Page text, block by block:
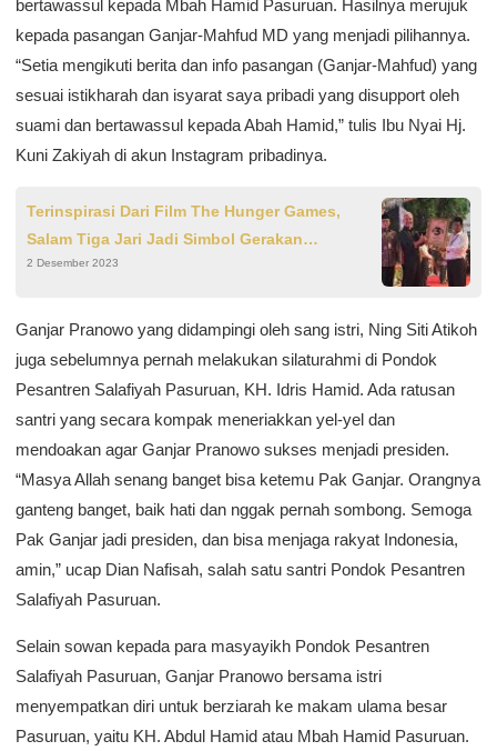
bertawassul kepada Mbah Hamid Pasuruan. Hasilnya merujuk
kepada pasangan Ganjar-Mahfud MD yang menjadi pilihannya.
“Setia mengikuti berita dan info pasangan (Ganjar-Mahfud) yang
sesuai istikharah dan isyarat saya pribadi yang disupport oleh
suami dan bertawassul kepada Abah Hamid,” tulis Ibu Nyai Hj.
Kuni Zakiyah di akun Instagram pribadinya.
Terinspirasi Dari Film The Hunger Games,
Salam Tiga Jari Jadi Simbol Gerakan
Demokrasi
2 Desember 2023
Ganjar Pranowo yang didampingi oleh sang istri, Ning Siti Atikoh
juga sebelumnya pernah melakukan silaturahmi di Pondok
Pesantren Salafiyah Pasuruan, KH. Idris Hamid. Ada ratusan
santri yang secara kompak meneriakkan yel-yel dan
mendoakan agar Ganjar Pranowo sukses menjadi presiden.
“Masya Allah senang banget bisa ketemu Pak Ganjar. Orangnya
ganteng banget, baik hati dan nggak pernah sombong. Semoga
Pak Ganjar jadi presiden, dan bisa menjaga rakyat Indonesia,
amin,” ucap Dian Nafisah, salah satu santri Pondok Pesantren
Salafiyah Pasuruan.
Selain sowan kepada para masyayikh Pondok Pesantren
Salafiyah Pasuruan, Ganjar Pranowo bersama istri
menyempatkan diri untuk berziarah ke makam ulama besar
Pasuruan, yaitu KH. Abdul Hamid atau Mbah Hamid Pasuruan.